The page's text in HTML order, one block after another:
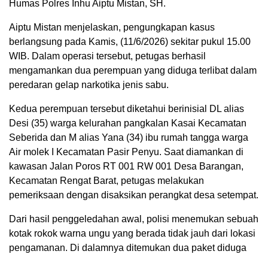
Humas Polres Inhu Aiptu Mistan, SH.
Aiptu Mistan menjelaskan, pengungkapan kasus
berlangsung pada Kamis, (11/6/2026) sekitar pukul 15.00
WIB. Dalam operasi tersebut, petugas berhasil
mengamankan dua perempuan yang diduga terlibat dalam
peredaran gelap narkotika jenis sabu.
Kedua perempuan tersebut diketahui berinisial DL alias
Desi (35) warga kelurahan pangkalan Kasai Kecamatan
Seberida dan M alias Yana (34) ibu rumah tangga warga
Air molek I Kecamatan Pasir Penyu. Saat diamankan di
kawasan Jalan Poros RT 001 RW 001 Desa Barangan,
Kecamatan Rengat Barat, petugas melakukan
pemeriksaan dengan disaksikan perangkat desa setempat.
Dari hasil penggeledahan awal, polisi menemukan sebuah
kotak rokok warna ungu yang berada tidak jauh dari lokasi
pengamanan. Di dalamnya ditemukan dua paket diduga